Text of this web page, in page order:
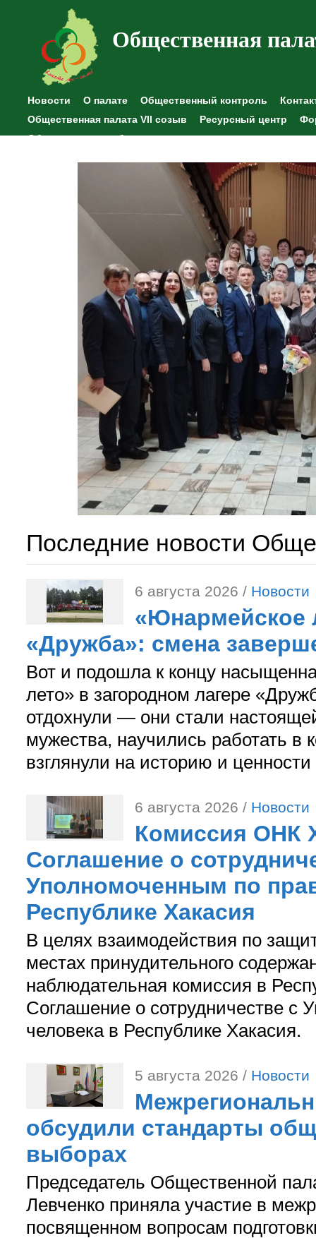
Общественная
Новости О палате Общественный контроль
Общественная палата VII созыв
Ресурсный центр
Общественные наблюдения
Последние новости
6 августа 2026 / Новости
«Юнармейское
«Дружба»: смена
Вот и подошла к концу
лето» в загородном лагере
отдохнули — они стали
мужества, научились работать в
взглянули на историю и
6 августа 2026 / Новости
Комиссия ОНК
Соглашение о
Уполномоченным по
Республике Хакасия
В целях взаимодействия по
местах принудительного
наблюдательная комиссия в
Соглашение о сотрудничестве с
человека в Республике Хакасия.
5 августа 2026 / Новости
обсудили стандарты
выборах
Председатель Общественной
Левченко приняла участие в
посвященном вопросам